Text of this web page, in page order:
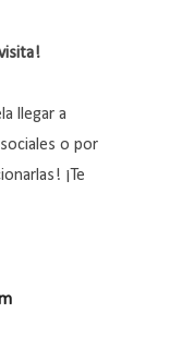
llegar a
o por
¡Te